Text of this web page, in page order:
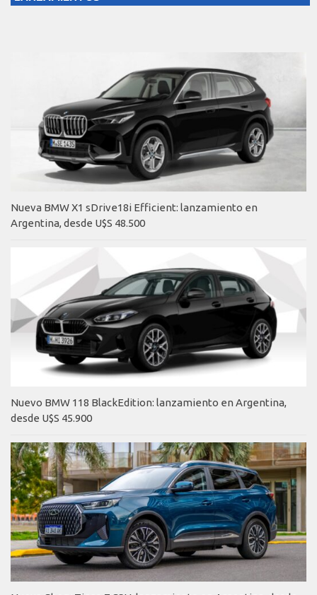
Nueva BMW X1 sDrive18i Efficient: lanzamiento en
Argentina, desde U$S 48.500
Nuevo BMW 118 BlackEdition: lanzamiento en Argentina,
desde U$S 45.900